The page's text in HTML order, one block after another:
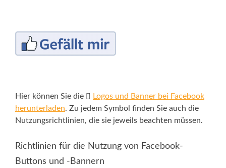
Hier können Sie die
Logos und Banner bei Facebook
herunterladen. Zu jedem Symbol finden Sie auch die
Nutzungsrichtlinien, die sie jeweils beachten müssen.
Richtlinien für die Nutzung von Facebook-
Buttons und -Bannern